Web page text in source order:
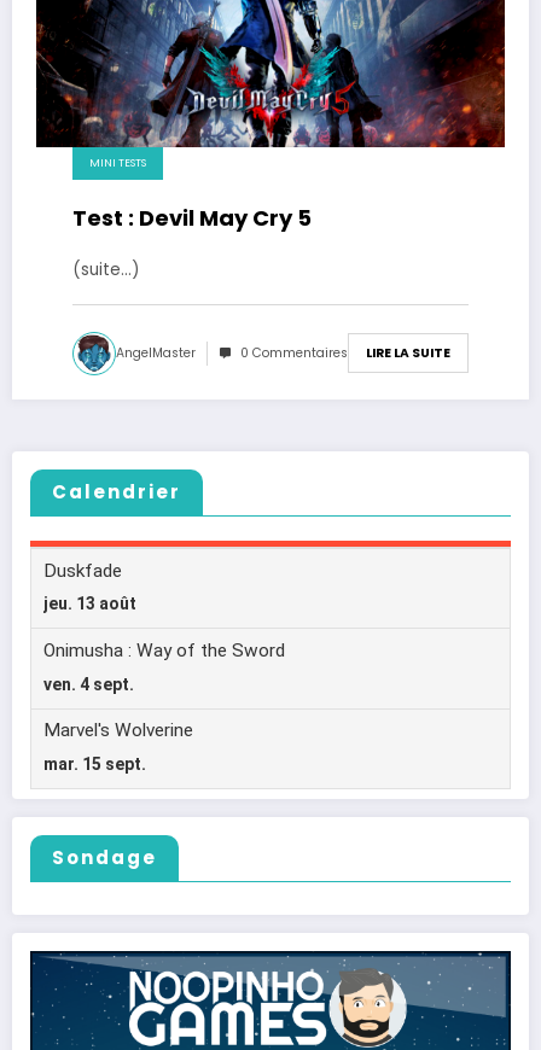
MINI TESTS
Test : Devil May Cry 5
(suite…)
AngelMaster 0 Commentaires LIRE LA SUITE
Calendrier
Sondage